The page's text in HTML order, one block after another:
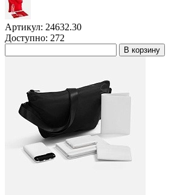
Артикул: 24632.30
Доступно: 272
В корзину